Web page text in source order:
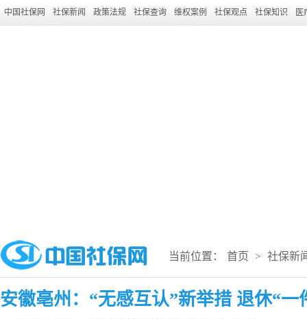
中国社保网 社保新闻 政策法规 社保查询 维权案例 社保观点 社保知识 医
当前位置： 首页 > 社保新
安徽亳州：“无感互认”新举措 退休“一